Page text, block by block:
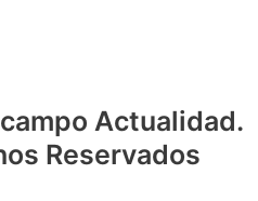
Actualidad.
Reservados